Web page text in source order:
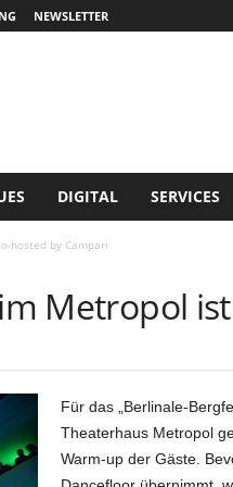
NEWSLETTER
DIGITAL SERVICES
hosted by Campari
Metropol
Für das „Berlinale-
Theaterhaus Metropol
Warm-up der Gäste.